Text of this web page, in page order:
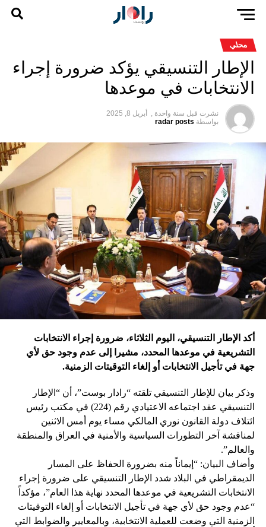
محلي
الإطار التنسيقي يؤكد ضرورة إجراء
الانتخابات في موعدها
نشرت قبل سنة واحدة ,
أبريل 8, 2025
بواسطة radar posts
أكد الإطار التنسيقي، اليوم الثلاثاء، ضرورة إجراء الانتخابات
التشريعية في موعدها المحدد، مشيرا إلى عدم وجود حق لأي
جهة في تأجيل الانتخابات أو إلغاء التوقيتات الزمنية.
وذكر بيان للإطار التنسيقي تلقته “رادار بوست”، أن “الإطار
التنسيقي عقد اجتماعه الاعتيادي رقم (224) في مكتب رئيس
ائتلاف دولة القانون نوري المالكي مساء يوم أمس الاثنين
لمناقشة آخر التطورات السياسية والأمنية في العراق والمنطقة
والعالم”.
وأضاف البيان: “إيماناً منه بضرورة الحفاظ على المسار
الديمقراطي في البلاد شدد الإطار التنسيقي على ضرورة إجراء
الانتخابات التشريعية في موعدها المحدد نهاية هذا العام”، مؤكداً
“عدم وجود حق لأي جهة في تأجيل الانتخابات أو إلغاء التوقيتات
الزمنية التي وضعت للعملية الانتخابية، وبالمعايير والضوابط التي